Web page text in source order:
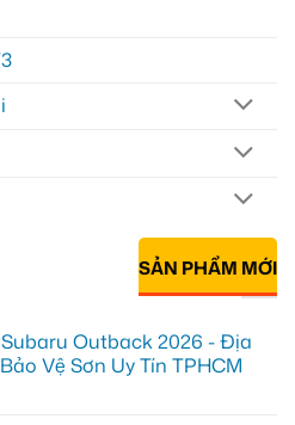
SẢN PHẨM MỚI
Subaru Outback 2026 - Địa
Vệ Sơn Uy Tín TPHCM